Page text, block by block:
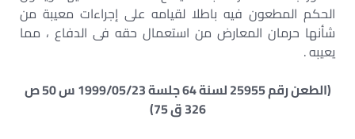
الحكم المطعون فيه باطلا لقيامه على إجراءات معيبة من
شأنها حرمان المعارض من استعمال حقه فى الدفاع ، مما
يعيبه .
(الطعن رقم 25955 لسنة 64 جلسة 1999/05/23 س 50 ص
326 ق 75)